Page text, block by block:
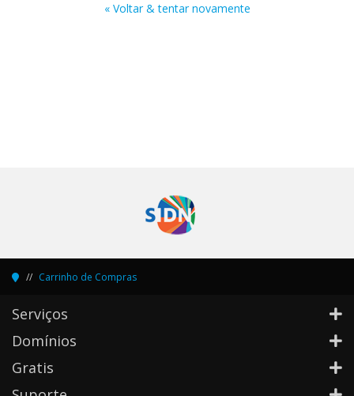
« Voltar & tentar novamente
Carrinho de Compras
Serviços
Domínios
Gratis